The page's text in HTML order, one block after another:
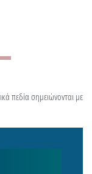
πεδία σημειώνονται με